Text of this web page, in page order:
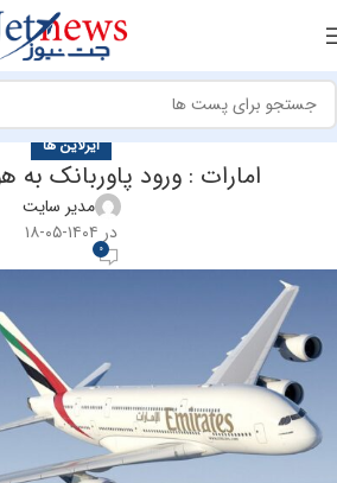
ایرلاین ها
امارات : ورود پاوربانک‌ به
مدیر سایت
در ۱۴۰۴-۰۵-۱۸
0